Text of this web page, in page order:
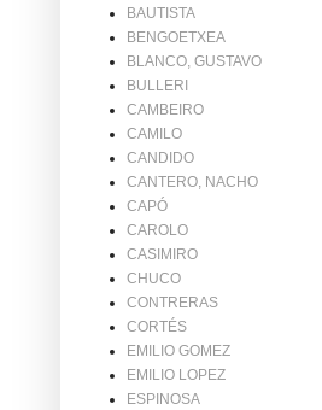
BAUTISTA
BENGOETXEA
BLANCO, GUSTAVO
BULLERI
CAMBEIRO
CAMILO
CANDIDO
CANTERO, NACHO
CAPÓ
CAROLO
CASIMIRO
CHUCO
CONTRERAS
CORTÉS
EMILIO GOMEZ
EMILIO LOPEZ
ESPINOSA